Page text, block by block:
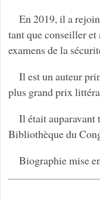
En 2019, il a
tant que conseiller
examens de la
Il est un auteur
plus grand prix
Il était auparavant
Bibliothèque du
Biographie mise